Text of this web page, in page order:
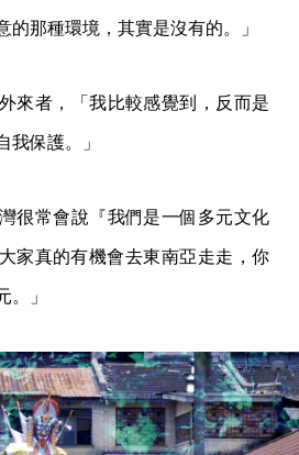
的那種環境，其實是沒有的。」
來者，「我比較感覺到，反而是
我保護。」
很常會說『我們是一個多元文化
家真的有機會去東南亞走走，你
。」